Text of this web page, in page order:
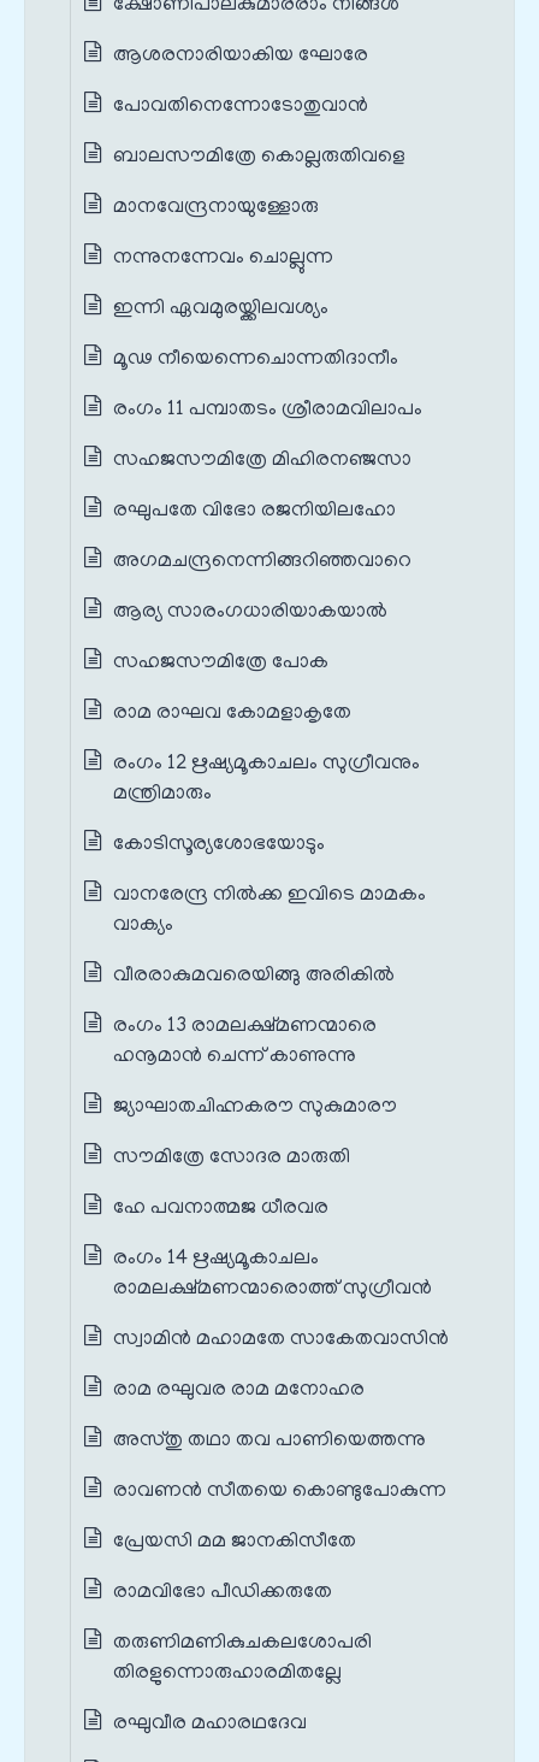
ക്ഷോണീപാലകുമാരരാം നിങ്ങൾ
ആശരനാരിയാകിയ ഘോരേ
പോവതിനെന്നോടോതുവാൻ
ബാലസൗമിത്രേ കൊല്ലരുതിവളെ
മാനവേന്ദ്രനായുള്ളോരു
നന്നുനന്നേവം ചൊല്ലുന്ന
ഇന്നി ഏവമുരയ്ക്കിലവശ്യം
മൂഢ നീയെന്നെചൊന്നതിദാനീം
രംഗം 11 പമ്പാതടം ശ്രീരാമവിലാപം
സഹജസൗമിത്രേ മിഹിരനഞ്ജസാ
രഘുപതേ വിഭോ രജനിയിലഹോ
അഗമചന്ദ്രനെന്നിങ്ങറിഞ്ഞവാറെ
ആര്യ സാരംഗധാരിയാകയാൽ
സഹജസൗമിത്രേ പോക
രാമ രാഘവ കോമളാകൃതേ
രംഗം 12 ഋഷ്യമൂകാചലം സുഗ്രീവനും
മന്ത്രിമാരും
കോടിസൂര്യശോഭയോടും
വാനരേന്ദ്ര നിൽക്ക ഇവിടെ മാമകം
വാക്യം
വീരരാകുമവരെയിങ്ങു അരികിൽ
രംഗം 13 രാമലക്ഷ്മണന്മാരെ
ഹനൂമാൻ ചെന്ന് കാണുന്നു
ജ്യാഘാതചിഹ്നകരൗ സുകുമാരൗ
സൗമിത്രേ സോദര മാരുതി
ഹേ പവനാത്മജ ധീരവര
രംഗം 14 ഋഷ്യമൂകാചലം
രാമലക്ഷ്മണന്മാരൊത്ത് സുഗ്രീവൻ
സ്വാമിൻ മഹാമതേ സാകേതവാസിൻ
രാമ രഘുവര രാമ മനോഹര
അസ്തു തഥാ തവ പാണിയെത്തന്നു
രാവണൻ സീതയെ കൊണ്ടുപോകുന്ന
പ്രേയസി മമ ജാനകിസീതേ
രാമവിഭോ പീഡിക്കരുതേ
തരുണിമണികുചകലശോപരി
തിരളുന്നൊരുഹാരമിതല്ലേ
രഘുവീര മഹാരഥദേവ